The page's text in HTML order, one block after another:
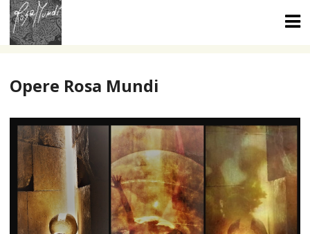
Skip
to
content
Opere Rosa Mundi